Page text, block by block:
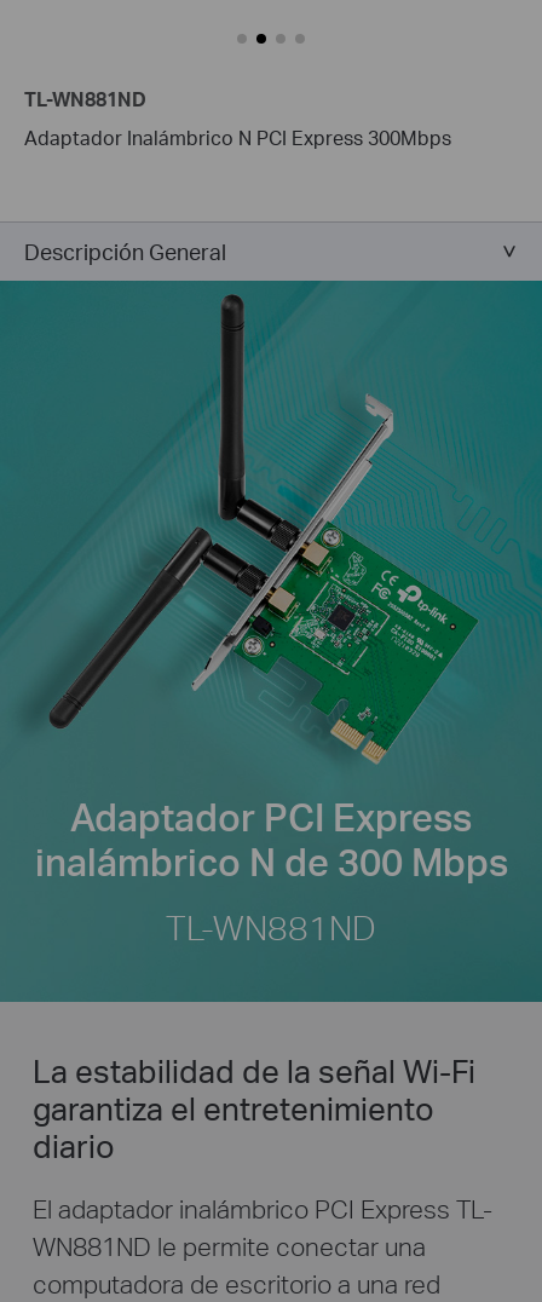
TL-WN881ND
Adaptador Inalámbrico N PCI Express 300Mbps
Descripción General
Adaptador PCI Express
inalámbrico N de 300 Mbps
TL-WN881ND
La estabilidad de la señal Wi-Fi
garantiza el entretenimiento
diario
El adaptador inalámbrico PCI Express TL-
WN881ND le permite conectar una
computadora de escritorio a una red